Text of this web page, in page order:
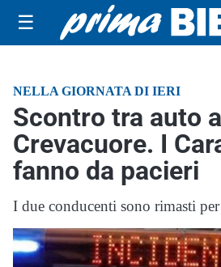
☰
NELLA GIORNATA DI IERI
Scontro tra auto a
Crevacuore. I
fanno da pacieri
I due conducenti sono rimasti